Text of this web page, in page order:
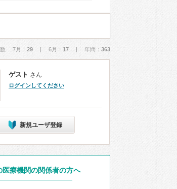
数 7月： 29 | 6月： 17 | 年間： 363
ゲスト さん
ログインしてください
新規ユーザ登録
医療機関の関係者の方へ